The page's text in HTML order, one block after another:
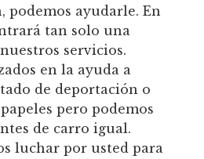
podemos ayudarle. En
tan solo una
servicios.
en la ayuda a
de deportación o
pero podemos
de carro igual.
luchar por usted para